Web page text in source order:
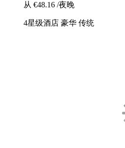
从 €48.16 /夜晚
4星级酒店 豪华 传统